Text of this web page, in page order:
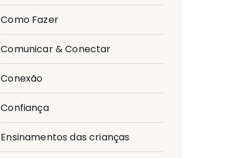
Como Fazer
Comunicar & Conectar
Conexão
Confiança
Ensinamentos das crianças